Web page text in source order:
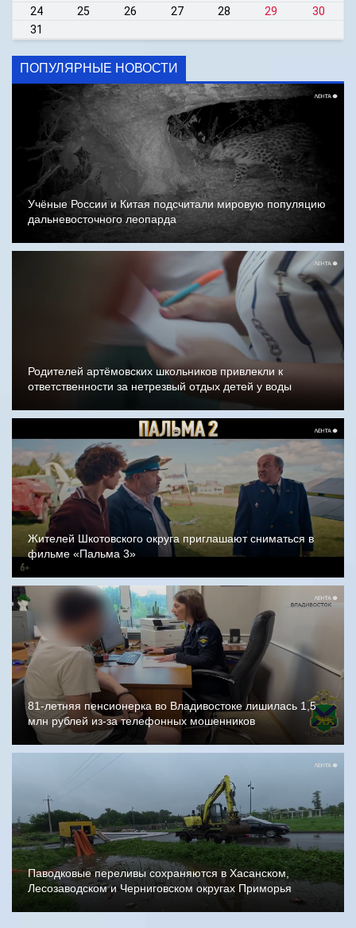
24
25 26 27 28 29
30
31
ПОПУЛЯРНЫЕ НОВОСТИ
Учёные России и Китая подсчитали мировую популяцию
дальневосточного леопарда
Родителей артёмовских школьников привлекли к
ответственности за нетрезвый отдых детей у воды
Жителей Шкотовского округа приглашают сниматься в
фильме «Пальма 3»
81-летняя пенсионерка во Владивостоке лишилась 1,5
млн рублей из-за телефонных мошенников
Паводковые переливы сохраняются в Хасанском,
Лесозаводском и Черниговском округах Приморья